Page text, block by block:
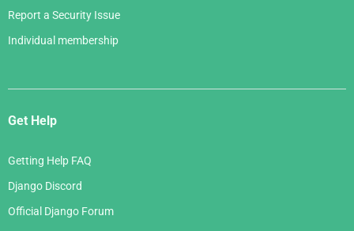
Report a Security Issue
Individual membership
Get Help
Getting Help FAQ
Django Discord
Official Django Forum